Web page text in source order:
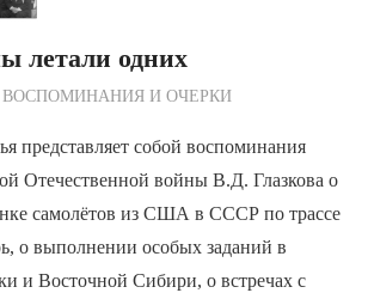
летали одних
Дежурный по Редакции
ВОСПОМИНАНИЯ И ОЧЕРКИ
представляет собой воспоминания
Отечественной войны В.Д. Глазкова о
самолётов из США в СССР по трассе
о выполнении особых заданий в
и Восточной Сибири, о встречах с